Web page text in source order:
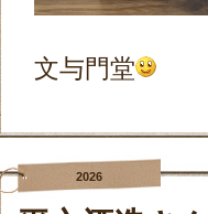
文与門堂
2026